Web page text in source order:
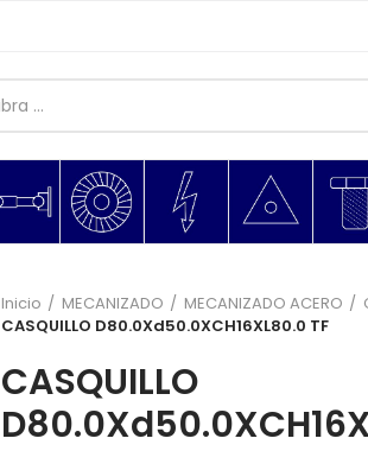
Inicio MECANIZADO MECANIZADO ACERO
CASQUILLO D80.0Xd50.0XCH16XL80.0 TF
CASQUILLO